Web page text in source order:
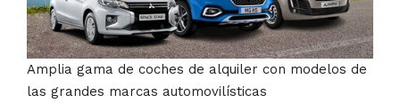
Amplia gama de coches de alquiler con modelos de
las grandes marcas automovilísticas